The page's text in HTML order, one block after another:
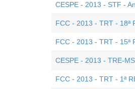
CESPE - 2013 - STF -
FCC - 2013 - TRT - 18ª
FCC - 2013 - TRT - 15ª
CESPE - 2013 - TRE-
FCC - 2013 - TRT - 1ª